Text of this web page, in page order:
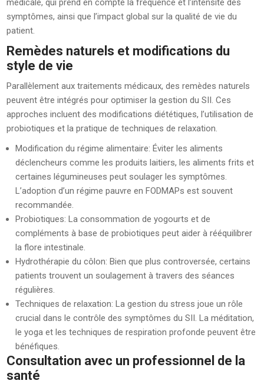
médicale, qui prend en compte la fréquence et l’intensité des
symptômes, ainsi que l’impact global sur la qualité de vie du
patient.
Remèdes naturels et modifications du
style de vie
Parallèlement aux traitements médicaux, des remèdes naturels
peuvent être intégrés pour optimiser la gestion du SII. Ces
approches incluent des modifications diététiques, l’utilisation de
probiotiques et la pratique de techniques de relaxation.
Modification du régime alimentaire: Éviter les aliments
déclencheurs comme les produits laitiers, les aliments frits et
certaines légumineuses peut soulager les symptômes.
L’adoption d’un régime pauvre en FODMAPs est souvent
recommandée.
Probiotiques: La consommation de yogourts et de
compléments à base de probiotiques peut aider à rééquilibrer
la flore intestinale.
Hydrothérapie du côlon: Bien que plus controversée, certains
patients trouvent un soulagement à travers des séances
régulières.
Techniques de relaxation: La gestion du stress joue un rôle
crucial dans le contrôle des symptômes du SII. La méditation,
le yoga et les techniques de respiration profonde peuvent être
bénéfiques.
Consultation avec un professionnel de la
santé